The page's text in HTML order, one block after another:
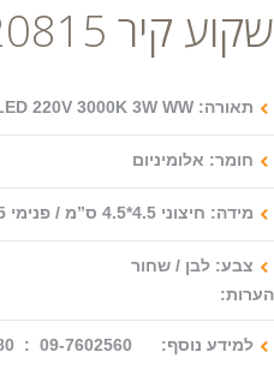
גלריה שקוע קיר 120815
תאורה: LED 220V 3000K 3W WW
חומר: אלומיניום
מידה: חיצוני 4.5*4.5 ס”מ / פנימי 2.5 ס”מ
צבע: לבן / שחור
הערות:
למידע נוסף: 09-7602560 : 077-2122280